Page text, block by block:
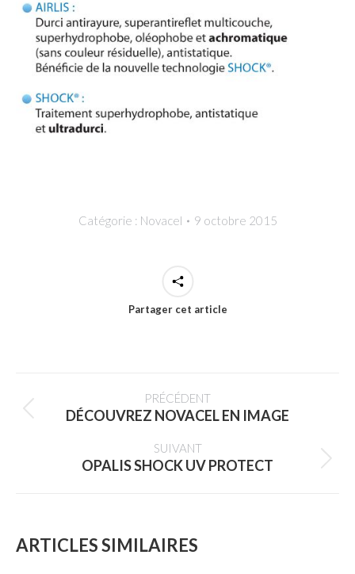
Catégorie : Novacel 9 octobre 2015
Partager cet article
ARTICLE
PRÉCÉDENT
Article
précédent
:
DÉCOUVREZ NOVACEL EN IMAGE
SUIVANT
Article
OPALIS SHOCK UV PROTECT
ARTICLES SIMILAIRES